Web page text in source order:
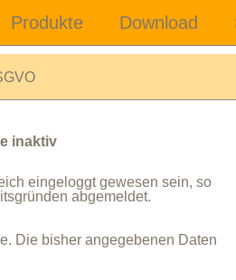
inaktiv
eingeloggt gewesen sein, so
abgemeldet.
Die bisher angegebenen Daten